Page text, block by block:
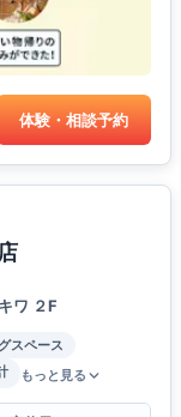
体験・相談予約
ワ ２F
スペース
もっと見る